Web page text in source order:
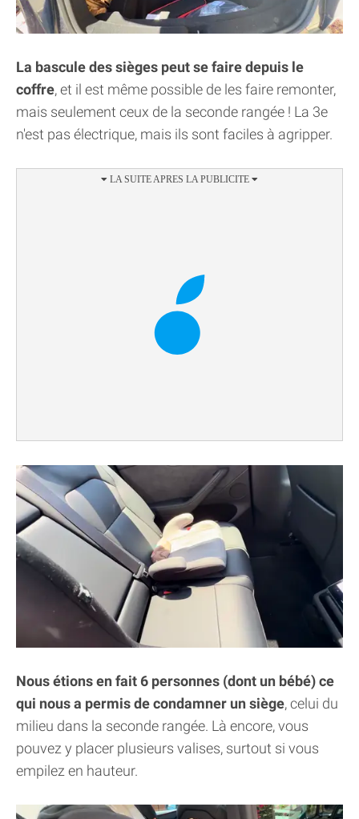
La bascule des sièges peut se faire depuis le
coffre, et il est même possible de les faire remonter,
mais seulement ceux de la seconde rangée ! La 3e
n'est pas électrique, mais ils sont faciles à agripper.
Nous étions en fait 6 personnes (dont un bébé) ce
qui nous a permis de condamner un siège, celui du
milieu dans la seconde rangée. Là encore, vous
pouvez y placer plusieurs valises, surtout si vous
empilez en hauteur.